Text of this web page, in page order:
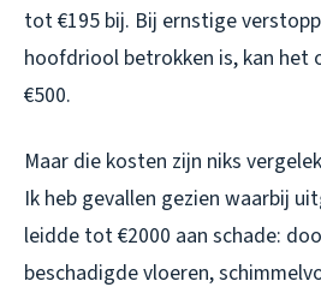
tot €195 bij. Bij ernstige
hoofdriool betrokken is, kan het
€500.
Maar die kosten zijn niks
Ik heb gevallen gezien waarbij
leidde tot €2000 aan schade:
beschadigde vloeren,